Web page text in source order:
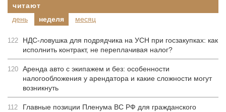
читают
день
неделя месяц
122
НДС-ловушка для подрядчика на УСН при госзакупках: как
исполнить контракт, не переплачивая налог?
120 Аренда авто с экипажем и без: особенности
налогообложения у арендатора и какие сложности могут
возникнуть
112
Главные позиции Пленума ВС РФ для гражданского